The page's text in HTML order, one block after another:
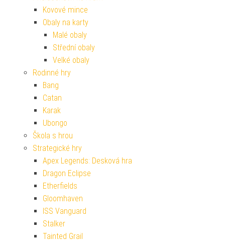
Kovové mince
Obaly na karty
Malé obaly
Střední obaly
Velké obaly
Rodinné hry
Bang
Catan
Karak
Ubongo
Škola s hrou
Strategické hry
Apex Legends: Desková hra
Dragon Eclipse
Etherfields
Gloomhaven
ISS Vanguard
Stalker
Tainted Grail